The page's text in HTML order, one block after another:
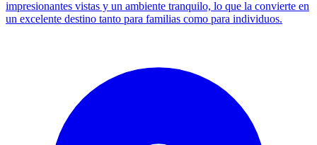
impresionantes vistas y un ambiente tranquilo, lo que la convierte en
un excelente destino tanto para familias como para individuos.